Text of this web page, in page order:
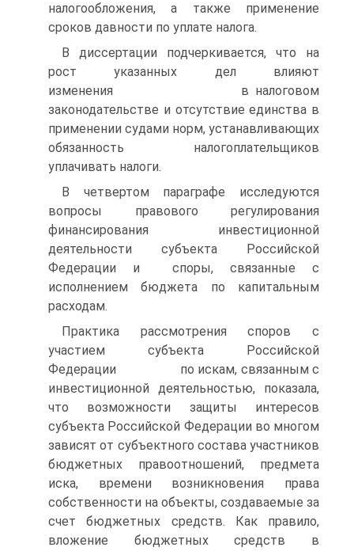
налогообложения, а также применение
сроков давности по уплате налога.
В диссертации подчеркивается, что на
рост указанных дел влияют
изменения в налоговом
законодательстве и отсутствие единства в
применении судами норм, устанавливающих
обязанность налогоплательщиков
уплачивать налоги.
В четвертом параграфе исследуются
вопросы правового регулирования
финансирования инвестиционной
деятельности субъекта Российской
Федерации и споры, связанные с
исполнением бюджета по капитальным
расходам.
Практика рассмотрения споров с
участием субъекта Российской
Федерации по искам, связанным с
инвестиционной деятельностью, показала,
что возможности защиты интересов
субъекта Российской Федерации во многом
зависят от субъектного состава участников
бюджетных правоотношений, предмета
иска, времени возникновения права
собственности на объекты, создаваемые за
счет бюджетных средств. Как правило,
вложение бюджетных средств в